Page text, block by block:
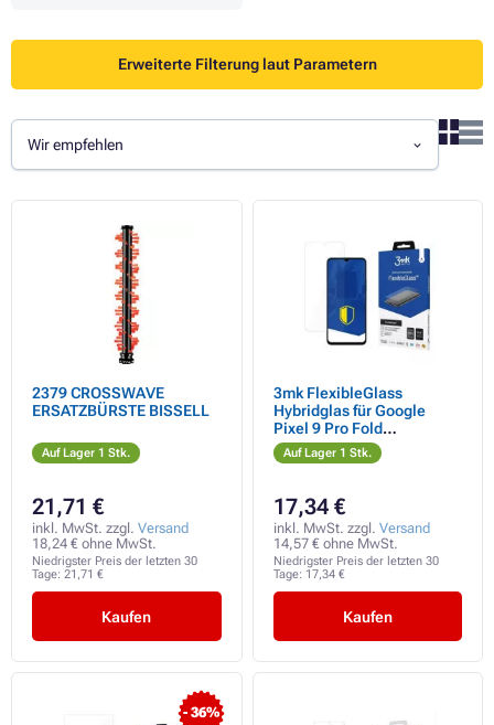
Erweiterte Filterung laut Parametern
Wir empfehlen
2379 CROSSWAVE
ERSATZBÜRSTE BISSELL
Auf Lager 1 Stk.
21,71 €
inkl. MwSt. zzgl. Versand
18,24 € ohne MwSt.
Niedrigster Preis der letzten 30
Tage: 21,71 €
Kaufen
3mk FlexibleGlass
Hybridglas für Google
Pixel 9 Pro Fold
(Vorderseite)
Auf Lager 1 Stk.
17,34 €
inkl. MwSt. zzgl. Versand
14,57 € ohne MwSt.
Niedrigster Preis der letzten 30
Tage: 17,34 €
Kaufen
- 36%